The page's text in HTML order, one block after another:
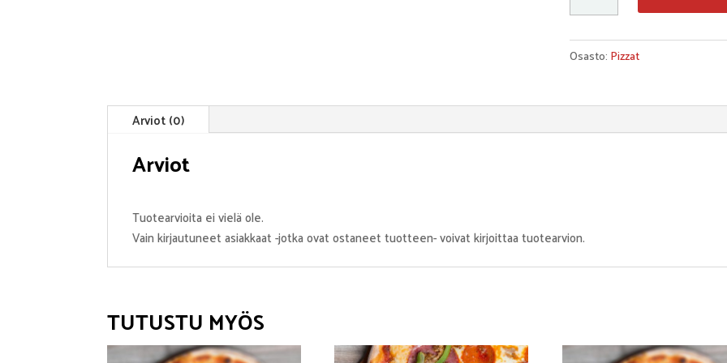
Osasto: Pizzat
Arviot (0)
Arviot
Tuotearvioita ei vielä ole.
Vain kirjautuneet asiakkaat -jotka ovat ostaneet tuotteen- voivat kirjoittaa tuotearvion.
TUTUSTU MYÖS